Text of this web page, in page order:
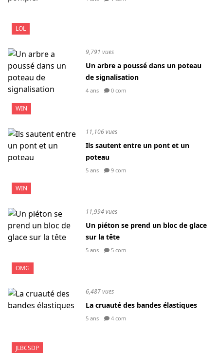
LOL
WIN
9,791 vues
Un arbre a poussé dans un poteau
de signalisation
4 ans 0 com
WIN
11,106 vues
Ils sautent entre un pont et un
poteau
5 ans 9 com
OMG
11,994 vues
Un piéton se prend un bloc de glace
sur la tête
5 ans 5 com
JLBCSDP
6,487 vues
La cruauté des bandes élastiques
5 ans 4 com